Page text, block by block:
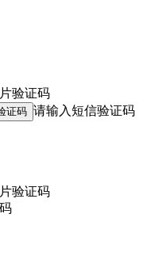
验证码
证码 请输入短信验证码
验证码